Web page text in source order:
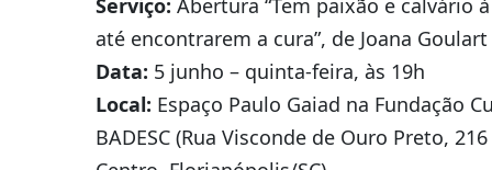
Serviço: Abertura “Tem paixão e calvário
até encontrarem a cura”, de Joana Goulart
Data: 5 junho – quinta-feira, às 19h
Local: Espaço Paulo Gaiad na Fundação
BADESC (Rua Visconde de Ouro Preto, 216